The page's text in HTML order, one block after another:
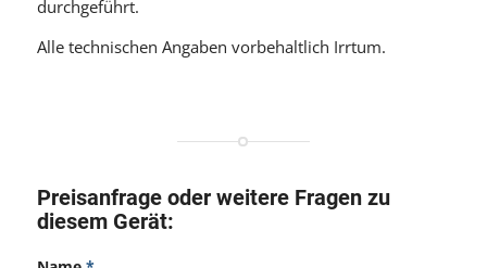
durchgeführt.
Alle technischen Angaben vorbehaltlich Irrtum.
Preisanfrage oder weitere Fragen zu
diesem Gerät: